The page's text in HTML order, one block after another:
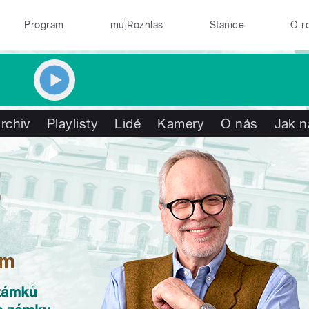
Program mujRozhlas Stanice O
Playlisty Lidé Kamery O nás Jak